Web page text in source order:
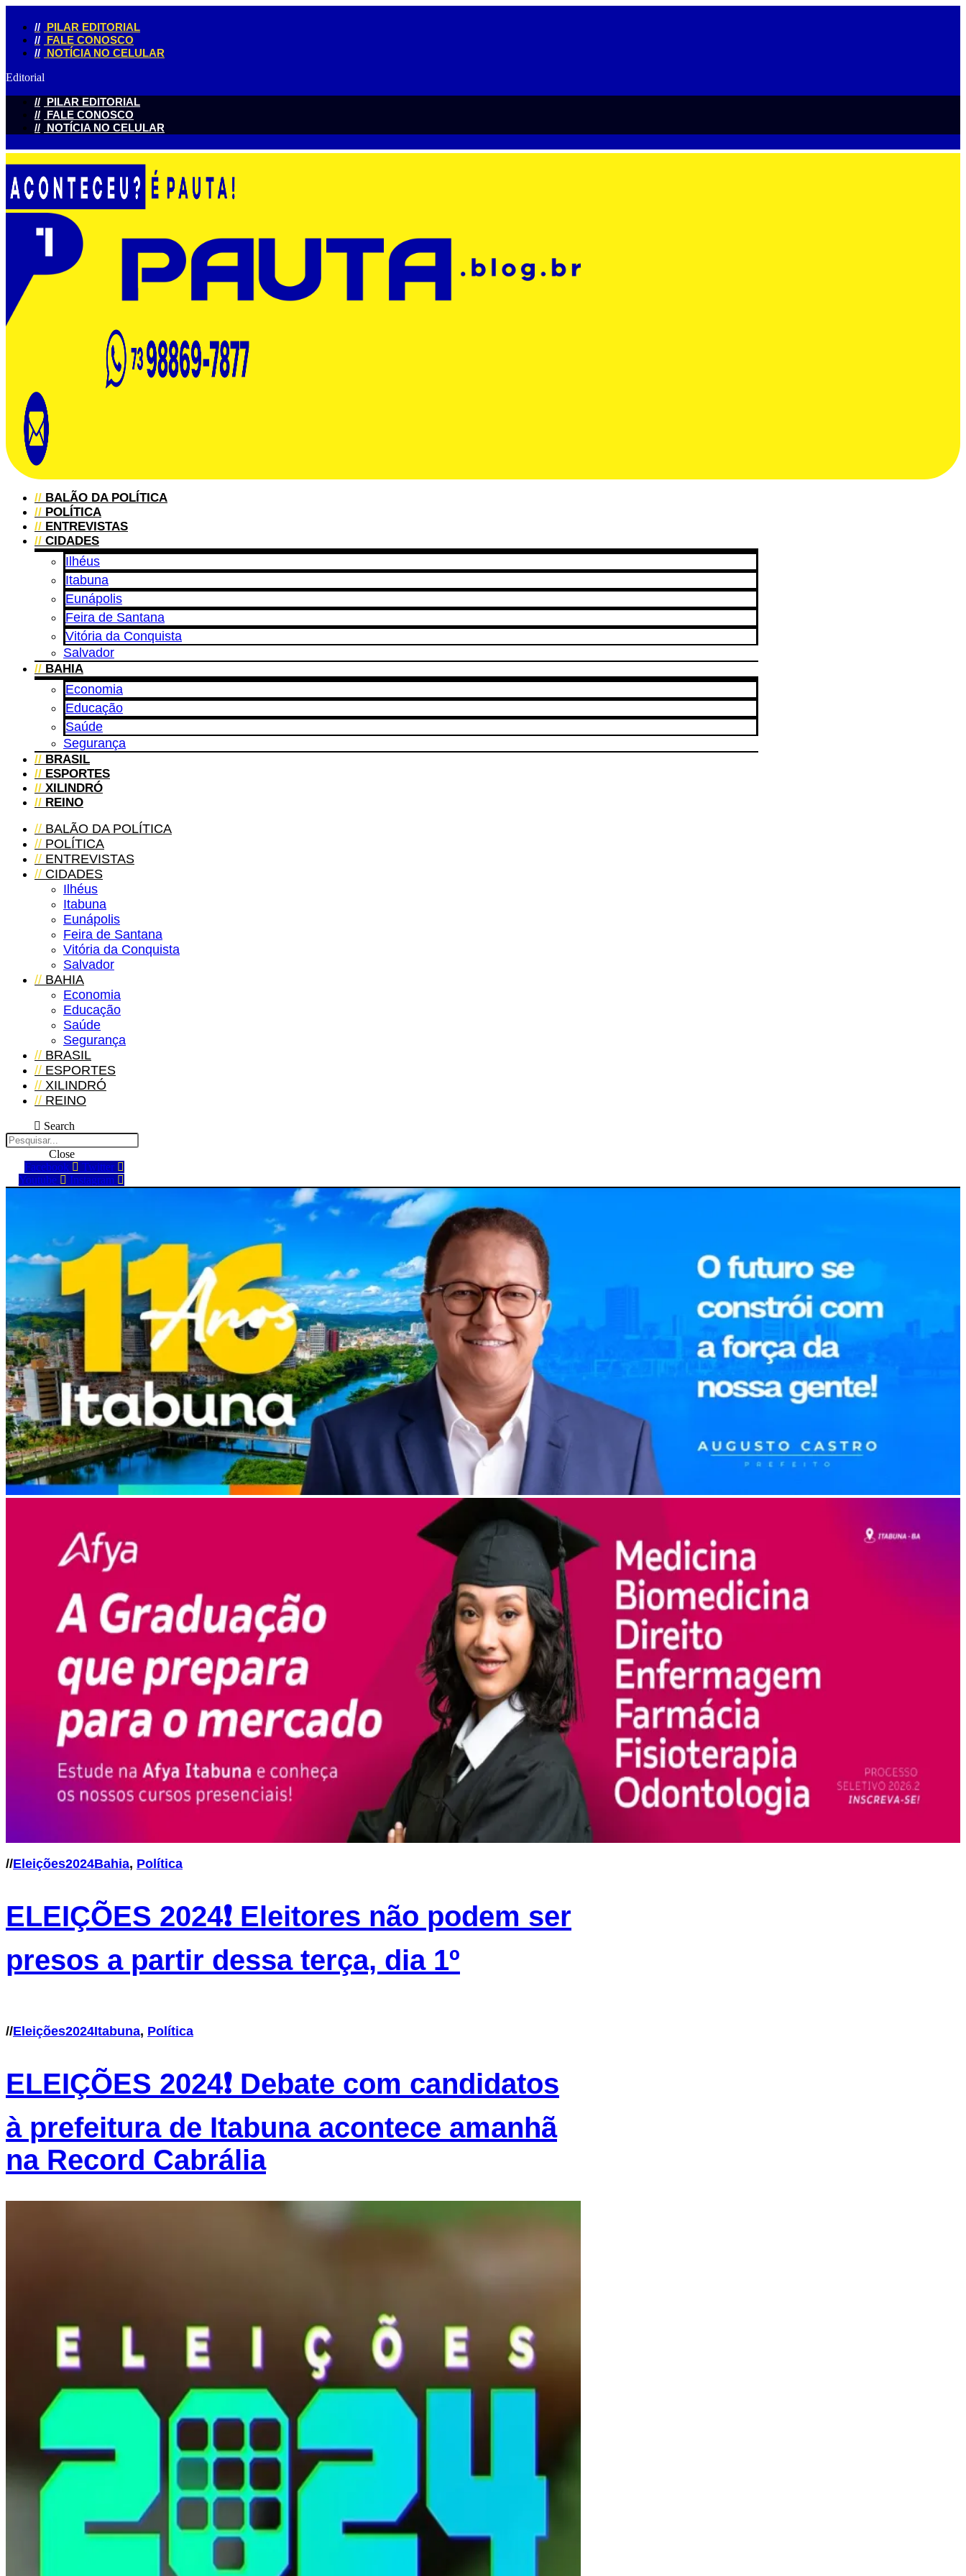
// PILAR EDITORIAL
// FALE CONOSCO
// NOTÍCIA NO CELULAR
Editorial
// PILAR EDITORIAL
// FALE CONOSCO
// NOTÍCIA NO CELULAR
// BALÃO DA POLÍTICA
// POLÍTICA
// ENTREVISTAS
// CIDADES
Ilhéus
Itabuna
Eunápolis
Feira de Santana
Vitória da Conquista
Salvador
// BAHIA
Economia
Educação
Saúde
Segurança
// BRASIL
// ESPORTES
// XILINDRÓ
// REINO
// BALÃO DA POLÍTICA
// POLÍTICA
// ENTREVISTAS
// CIDADES
Ilhéus
Itabuna
Eunápolis
Feira de Santana
Vitória da Conquista
Salvador
// BAHIA
Economia
Educação
Saúde
Segurança
// BRASIL
// ESPORTES
// XILINDRÓ
// REINO
Search
Close
Facebook
Twitter
Youtube
Instagram
//Eleições2024Bahia, Política
ELEIÇÕES 2024❗ Eleitores não podem ser
presos a partir dessa terça, dia 1º
//Eleições2024Itabuna, Política
ELEIÇÕES 2024❗ Debate com candidatos
à prefeitura de Itabuna acontece amanhã
na Record Cabrália